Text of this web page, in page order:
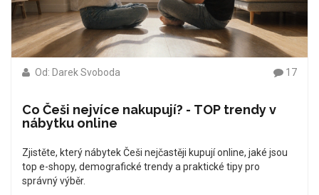
Od: Darek Svoboda 17
Co Češi nejvíce nakupují? - TOP trendy v
nábytku online
Zjistěte, který nábytek Češi nejčastěji kupují online, jaké jsou
top e-shopy, demografické trendy a praktické tipy pro
správný výběr.